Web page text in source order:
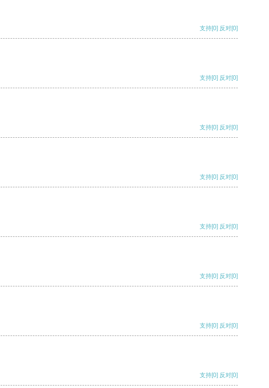
支持[0] 反对[0]
支持[0] 反对[0]
支持[0] 反对[0]
支持[0] 反对[0]
支持[0] 反对[0]
支持[0] 反对[0]
支持[0] 反对[0]
支持[0] 反对[0]